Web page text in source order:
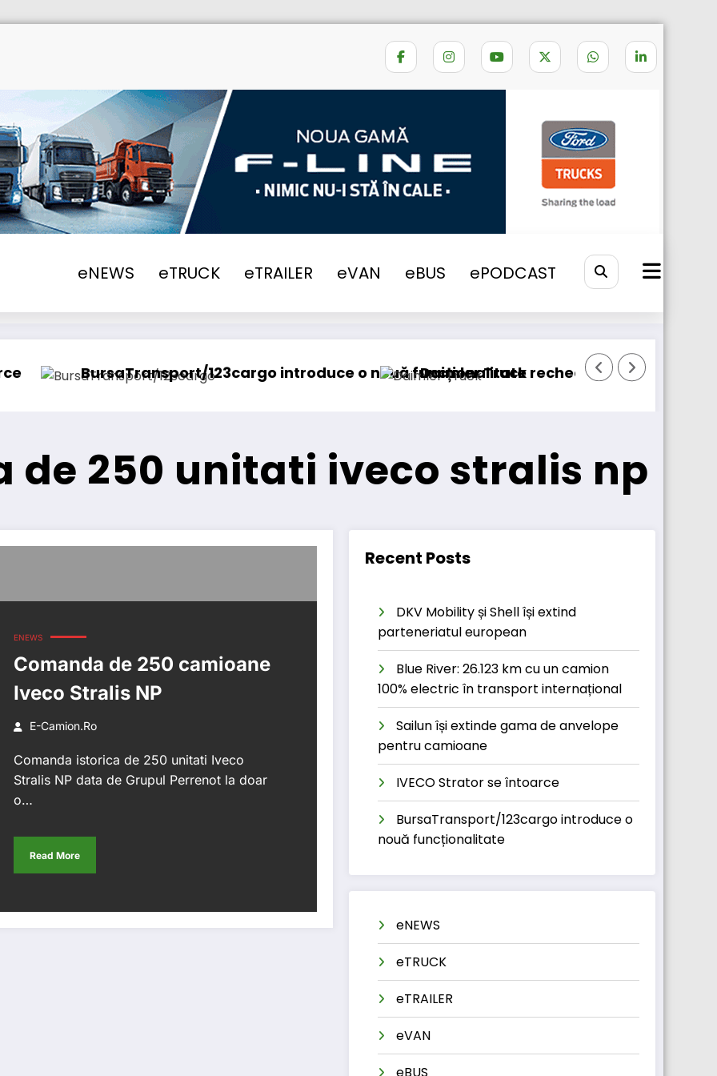
eNEWS eTRUCK eTRAILER eVAN eBUS ePODCAST
comanda de 250 unitati iveco stralis np
123cargo introduce o nouă funcționalitateDaimler Truck recheamă în service peste 131.000 de
de 250 unitati iveco stralis np
ENEWS
Comanda de 250 camioane
Iveco Stralis NP
E-Camion.ro
Comanda istorica de 250 unitati Iveco
Stralis NP data de Grupul Perrenot la doar
o…
Read More
Recent Posts
DKV Mobility și Shell își extind
parteneriatul european
Blue River: 26.123 km cu un camion
100% electric în transport internațional
Sailun își extinde gama de anvelope
pentru camioane
IVECO Strator se întoarce
BursaTransport/123cargo introduce o
nouă funcționalitate
eNEWS
eTRUCK
eTRAILER
eVAN
eBUS